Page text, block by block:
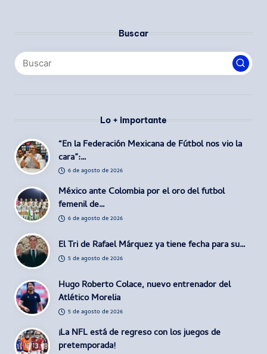
Buscar
Lo + importante
“En la Federación Mexicana de Fútbol nos vio la
cara”:…
6 de agosto de 2026
México ante Colombia por el oro del futbol
femenil de…
6 de agosto de 2026
El Tri de Rafael Márquez ya tiene fecha para su…
5 de agosto de 2026
Hugo Roberto Colace, nuevo entrenador del
Atlético Morelia
5 de agosto de 2026
¡La NFL está de regreso con los juegos de
pretemporada!